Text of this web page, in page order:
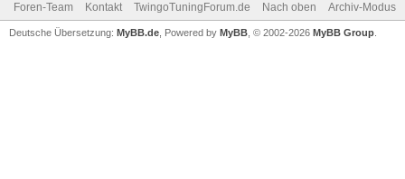
Foren-Team Kontakt TwingoTuningForum.de Nach oben Archiv-Modus
Deutsche Übersetzung: MyBB.de , Powered by MyBB , © 2002-2026 MyBB Group